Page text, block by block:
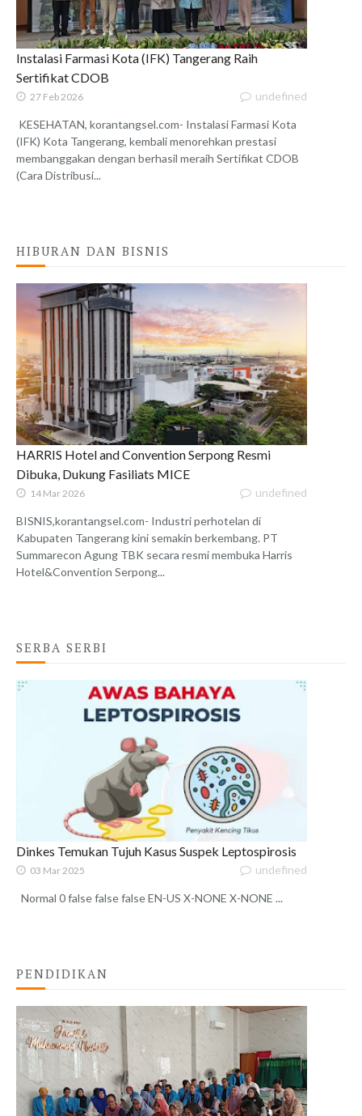
Instalasi Farmasi Kota (IFK) Tangerang Raih
Sertifikat CDOB
27 Feb 2026 undefined
KESEHATAN, korantangsel.com- Instalasi Farmasi Kota
(IFK) Kota Tangerang, kembali menorehkan prestasi
membanggakan dengan berhasil meraih Sertifikat CDOB
(Cara Distribusi...
HIBURAN DAN BISNIS
HARRIS Hotel and Convention Serpong Resmi
Dibuka, Dukung Fasiliats MICE
14 Mar 2026 undefined
BISNIS,korantangsel.com- Industri perhotelan di
Kabupaten Tangerang kini semakin berkembang. PT
Summarecon Agung TBK secara resmi membuka Harris
Hotel&Convention Serpong...
SERBA SERBI
Dinkes Temukan Tujuh Kasus Suspek Leptospirosis
03 Mar 2025 undefined
Normal 0 false false false EN-US X-NONE X-NONE ...
PENDIDIKAN